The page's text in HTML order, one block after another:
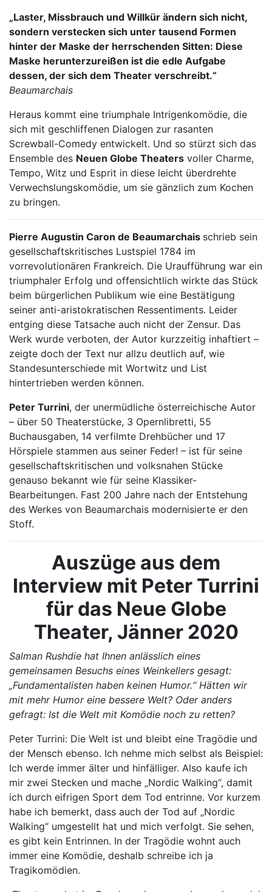
„Laster, Missbrauch und Willkür ändern sich nicht,
sondern verstecken sich unter tausend Formen
hinter der Maske der herrschenden Sitten: Diese
Maske herunterzureißen ist die edle Aufgabe
dessen, der sich dem Theater verschreibt.“
Beaumarchais
Heraus kommt eine triumphale Intrigenkomödie, die
sich mit geschliffenen Dialogen zur rasanten
Screwball-Comedy entwickelt. Und so stürzt sich das
Ensemble des Neuen Globe Theaters voller Charme,
Tempo, Witz und Esprit in diese leicht überdrehte
Verwechslungskomödie, um sie gänzlich zum Kochen
zu bringen.
Pierre Augustin Caron de Beaumarchais schrieb sein
gesellschaftskritisches Lustspiel 1784 im
vorrevolutionären Frankreich. Die Uraufführung war ein
triumphaler Erfolg und offensichtlich wirkte das Stück
beim bürgerlichen Publikum wie eine Bestätigung
seiner anti-aristokratischen Ressentiments. Leider
entging diese Tatsache auch nicht der Zensur. Das
Werk wurde verboten, der Autor kurzzeitig inhaftiert –
zeigte doch der Text nur allzu deutlich auf, wie
Standesunterschiede mit Wortwitz und List
hintertrieben werden können.
Peter Turrini, der unermüdliche österreichische Autor
– über 50 Theaterstücke, 3 Opernlibretti, 55
Buchausgaben, 14 verfilmte Drehbücher und 17
Hörspiele stammen aus seiner Feder! – ist für seine
gesellschaftskritischen und volksnahen Stücke
genauso bekannt wie für seine Klassiker-
Bearbeitungen. Fast 200 Jahre nach der Entstehung
des Werkes von Beaumarchais modernisierte er den
Stoff.
Auszüge aus dem
Interview mit Peter Turrini
für das Neue Globe
Theater, Jänner 2020
Salman Rushdie hat Ihnen anlässlich eines
gemeinsamen Besuchs eines Weinkellers gesagt:
„Fundamentalisten haben keinen Humor.“ Hätten wir
mit mehr Humor eine bessere Welt? Oder anders
gefragt: Ist die Welt mit Komödie noch zu retten?
Peter Turrini: Die Welt ist und bleibt eine Tragödie und
der Mensch ebenso. Ich nehme mich selbst als Beispiel:
Ich werde immer älter und hinfälliger. Also kaufe ich
mir zwei Stecken und mache „Nordic Walking“, damit
ich durch eifrigen Sport dem Tod entrinne. Vor kurzem
habe ich bemerkt, dass auch der Tod auf „Nordic
Walking“ umgestellt hat und mich verfolgt. Sie sehen,
es gibt kein Entrinnen. In der Tragödie wohnt auch
immer eine Komödie, deshalb schreibe ich ja
Tragikomödien.